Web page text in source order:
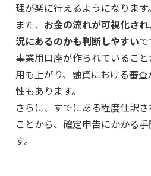
理が楽に行えるようになります。
また、 お金の流れが可視化さ
況にあるのかも判断しやすいで
事業用口座が作られているこ
用も上がり、融資における審
性もあります。
さらに、すでにある程度仕訳
ことから、確定申告にかかる
す。